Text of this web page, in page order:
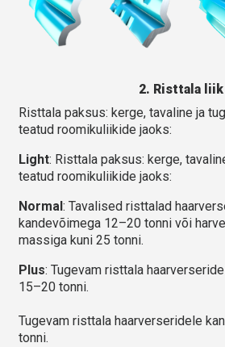
2. Risttala liik
Risttala paksus: kerge, tavaline ja
teatud roomikuliikide jaoks:
Light: Risttala paksus: kerge,
teatud roomikuliikide jaoks:
Normal: Tavalised risttalad
kandevõimega 12–20 tonni või
massiga kuni 25 tonni.
Plus: Tugevam risttala
15–20 tonni.
Tugevam risttala haarverseridele
tonni.